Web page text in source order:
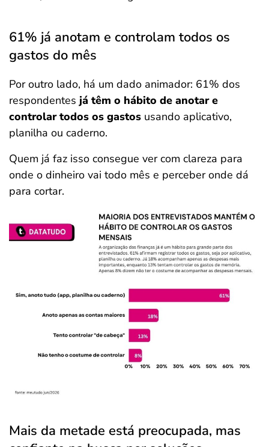
61% já anotam e controlam todos os
gastos do mês
Por outro lado, há um dado animador: 61% dos
respondentes já têm o hábito de anotar e
controlar todos os gastos usando aplicativo,
planilha ou caderno.
Quem já faz isso consegue ver com clareza para
onde o dinheiro vai todo mês e perceber onde dá
para cortar.
Mais da metade está preocupada, mas